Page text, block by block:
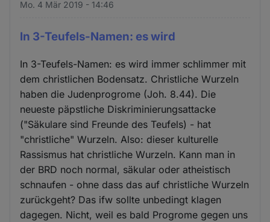
Mo. 4 Mär 2019 - 14:46
In 3-Teufels-Namen: es wird
In 3-Teufels-Namen: es wird immer schlimmer mit
dem christlichen Bodensatz. Christliche Wurzeln
haben die Judenprogrome (Joh. 8.44). Die
neueste päpstliche Diskriminierungsattacke
("Säkulare sind Freunde des Teufels) - hat
"christliche" Wurzeln. Also: dieser kulturelle
Rassismus hat christliche Wurzeln. Kann man in
der BRD noch normal, säkular oder atheistisch
schnaufen - ohne dass das auf christliche Wurzeln
zurückgeht? Das ifw sollte unbedingt klagen
dagegen. Nicht, weil es bald Progrome gegen uns